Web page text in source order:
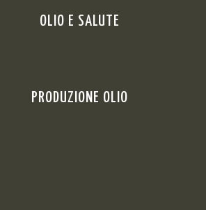
OLIO E SALUTE
PRODUZIONE OLIO